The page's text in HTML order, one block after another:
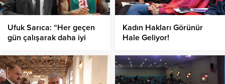
Ufuk Sarıca: “Her geçen
gün çalışarak daha iyi
Kadın Hakları Görünür
Hale Geliyor!